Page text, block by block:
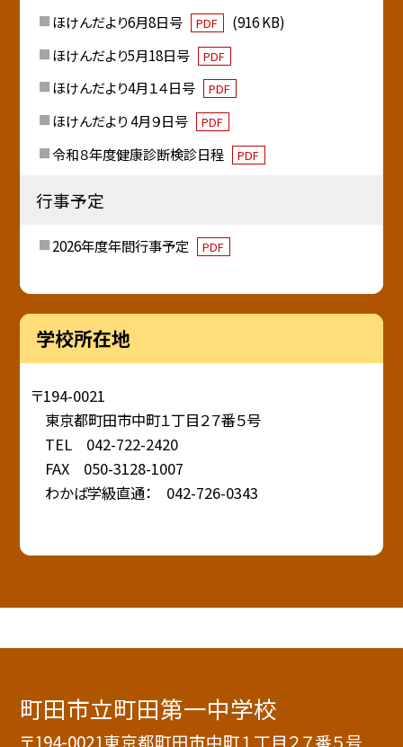
ほけんだより6月8日号
PDF
(916 KB)
ほけんだより5月18日号
PDF
ほけんだより4月１４日号 PDF
ほけんだより 4月９日号 PDF
令和８年度健康診断検診日程 PDF
行事予定
2026年度年間行事予定 PDF
学校所在地
〒194-0021
東京都町田市中町１丁目２７番５号
TEL 042-722-2420
FAX 050-3128-1007
わかば学級直通： 042-726-0343
町田市立町田第一中学校
〒194-0021東京都町田市中町１丁目２７番５号